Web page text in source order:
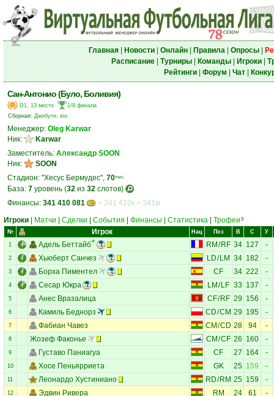
Главная| Новости| Онлайн| Правила| Опросы|
Расписание| Турниры| Команды| Игроки|
Рейтинги| Форум Чат|
Сан-Антонио (Було, Боливия)
D1, 13 место
1/8 финала
Сборная: Джибути, юн.
Менеджер: Oleg Karwar
Ник:
Karwar
Заместитель: Александр SOON
Ник:
SOON
Стадион: "Хесус Бермудес", 70тыс.
База: 7 уровень (32 из 32 слотов)
Финансы: 341 410 081
= 341 410к = 341м
Игроки
Матчи Сделки События Финансы Статистика Трофеи 9
№ Игрок Нац Поз В С У
1 Адель Беттайб RM / RF 34 127 -
2 Хьюберт Санчез LD/ LM 34 182 -
3 Борха Пиментел CF 34 222 -
4 Сесар Юкра LM / LF 33 137 -
5 Анес Вразалица CF/RF 29 156 -
6 Камиль Беднорз CD/CM 29 195 -
7 Фабиан Чавез CM /CD 28 94 -
8 Жозеф Факонье CM /CF 26 160 -
9 Густаво Паниагуа CF 27 164 -
10 Хосе Пеньярриета GK 25 159 -
11 Леонардо Хустиниано RD/ RM 25 159 -
12 Эдвин Ривера RM 24 61 -